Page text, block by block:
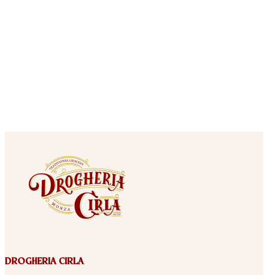
DROGHERIA CIRLA